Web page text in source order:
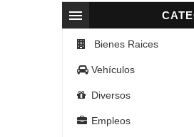
Bienes Raices
Vehículos
Diversos
Empleos